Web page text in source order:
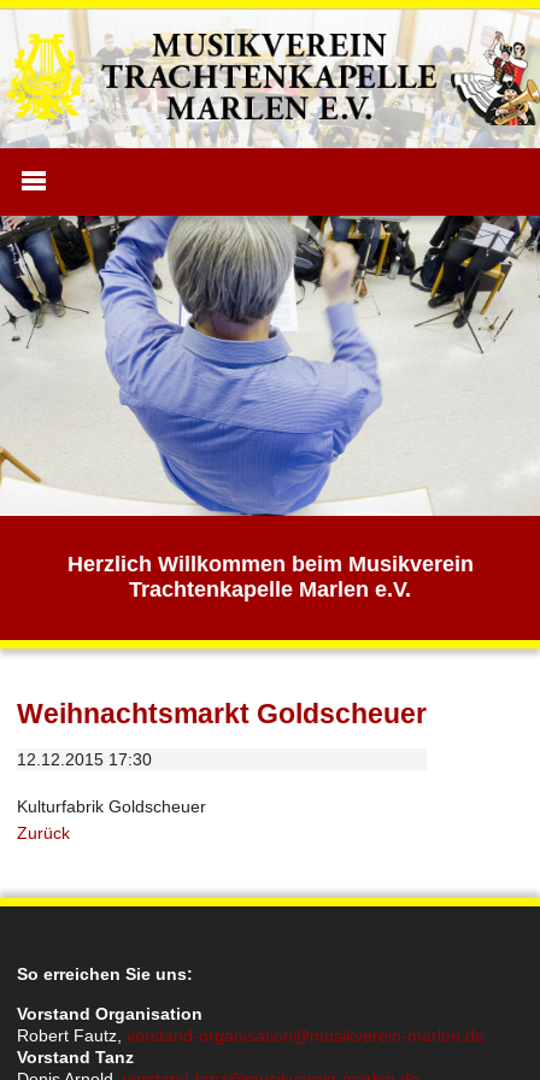
Herzlich Willkommen beim Musikverein
Trachtenkapelle Marlen e.V.
Weihnachtsmarkt Goldscheuer
12.12.2015 17:30
Kulturfabrik Goldscheuer
Zurück
So erreichen Sie uns:
Vorstand Organisation
Robert Fautz, vorstand-organisation@musikverein-marlen.de
Vorstand Tanz